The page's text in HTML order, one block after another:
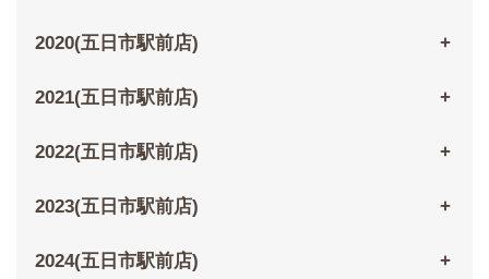
2020(五日市駅前店)
2021(五日市駅前店)
2022(五日市駅前店)
2023(五日市駅前店)
2024(五日市駅前店)